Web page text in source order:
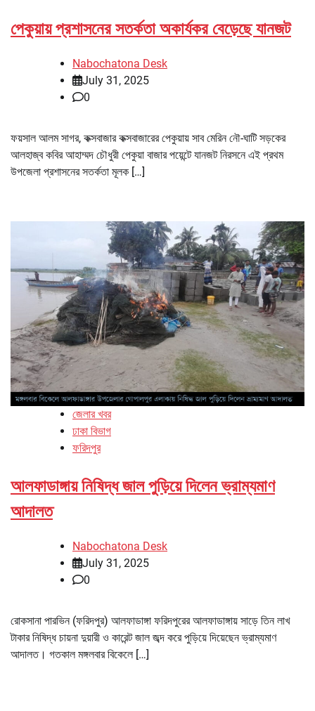
পেকুয়ায় প্রশাসনের সতর্কতা অকার্যকর বেড়েছে যানজট
Nabochatona Desk
July 31, 2025
0
ফয়সাল আলম সাগর, কক্সবাজার কক্সবাজারের পেকুয়ায় সাব মেরিন নৌ-ঘাটি সড়কের
আলহাজ্ব কবির আহাম্মদ চৌধুরী পেকুয়া বাজার পয়েন্টে যানজট নিরসনে এই প্রথম
উপজেলা প্রশাসনের সতর্কতা মূলক […]
জেলার খবর
ঢাকা বিভাগ
ফরিদপুর
আলফাডাঙ্গায় নিষিদ্ধ জাল পুড়িয়ে দিলেন ভ্রাম্যমাণ
আদালত
Nabochatona Desk
July 31, 2025
0
রোকসানা পারভিন (ফরিদপুর) আলফাডাঙ্গা ফরিদপুরের আলফাডাঙ্গায় সাড়ে তিন লাখ
টাকার নিষিদ্ধ চায়না দুয়ারী ও কারেন্ট জাল জব্দ করে পুড়িয়ে দিয়েছেন ভ্রাম্যমাণ
আদালত। গতকাল মঙ্গলবার বিকেলে […]